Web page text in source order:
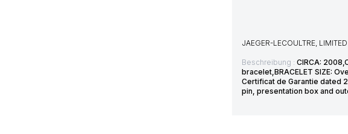
JAEGER-LECOULTRE,
Beschreibung : CIRCA:
bracelet,BRACELET SIZE:
Certificat de Garantie dated
pin, presentation box and